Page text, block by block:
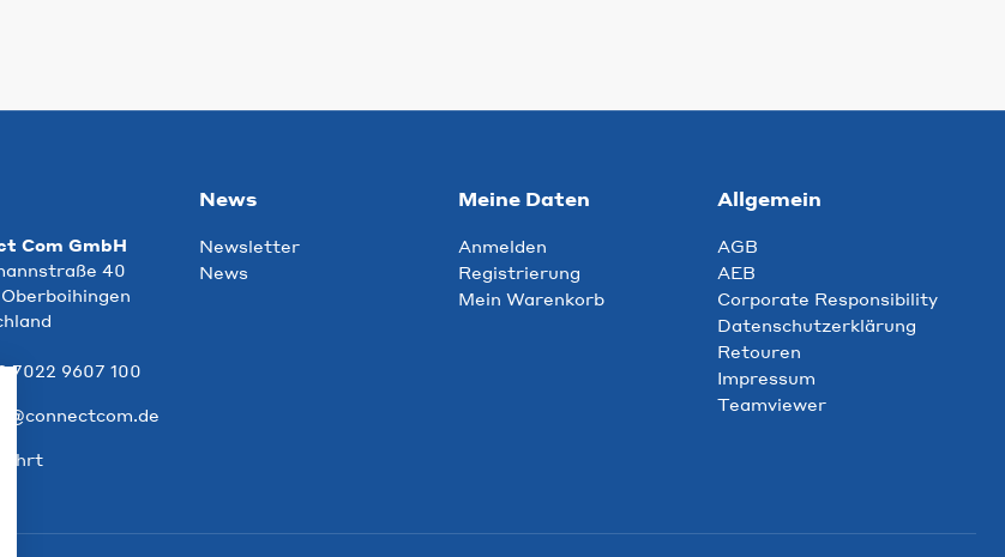
Com GmbH
40
7022 9607 100
News
Newsletter
News
Meine Daten
Anmelden
Registrierung
Mein Warenkorb
Allgemein
AGB
AEB
Corporate Responsibility
Datenschutzerklärung
Retouren
Impressum
Teamviewer